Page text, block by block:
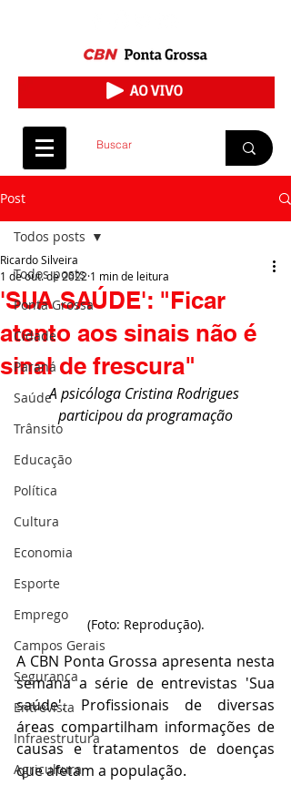
Post
Todos posts
Ponta Grossa
Cidade
Paraná
Saúde
Trânsito
Educação
Política
Cultura
Economia
Esporte
Emprego
Campos Gerais
Segurança
Entrevista
Infraestrutura
Agricultura
Todos posts
'SUA SAÚDE': "Ficar
atento aos sinais não é
sinal de frescura"
Ricardo Silveira
1 de out. de 2022 1 min de leitura
A psicóloga Cristina Rodrigues
participou da programação
(Foto: Reprodução).
A CBN Ponta Grossa apresenta nesta
semana a série de entrevistas 'Sua
saúde'. Profissionais de diversas
áreas compartilham informações de
causas e tratamentos de doenças
que afetam a população.